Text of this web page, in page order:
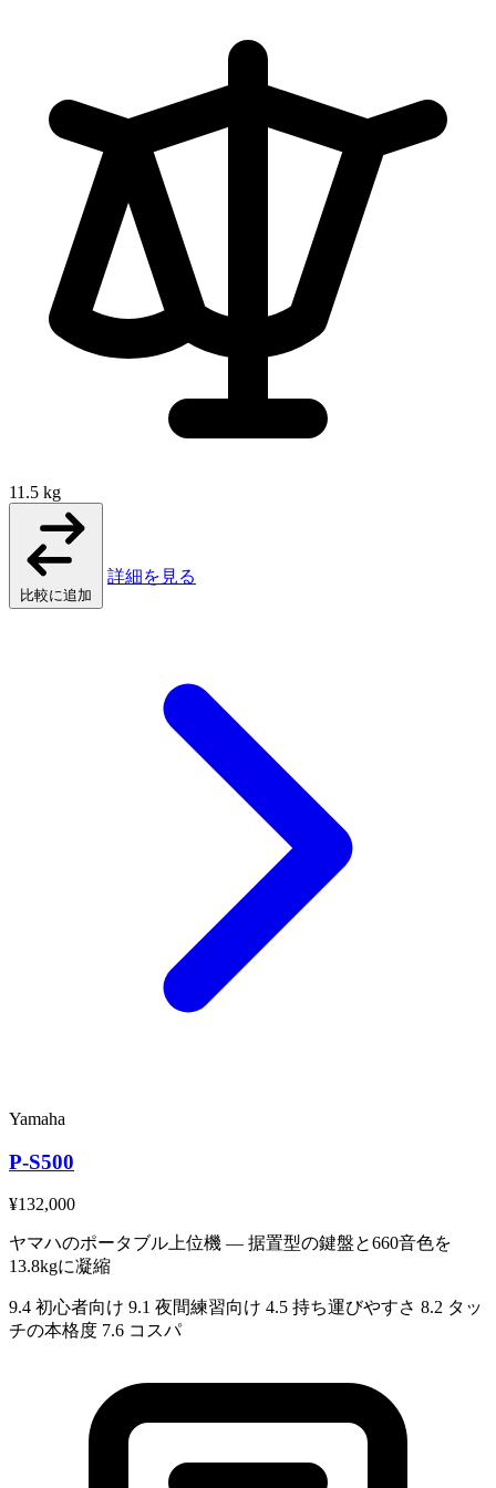
11.5 kg
比較に追加
詳細を見る
Yamaha
P-S500
¥132,000
ヤマハのポータブル上位機 — 据置型の鍵盤と660音色を
13.8kgに凝縮
9.4 初心者向け 9.1 夜間練習向け 4.5 持ち運びやすさ 8.2 タッ
チの本格度 7.6 コスパ